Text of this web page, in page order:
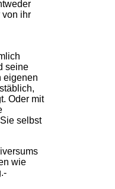
von ihr
seine
eigenen
Oder mit
selbst
wie